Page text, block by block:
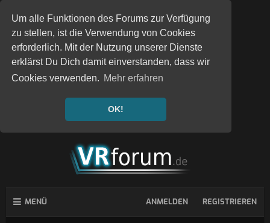
Um alle Funktionen des Forums zur Verfügung
zu stellen, ist die Verwendung von Cookies
erforderlich. Mit der Nutzung unserer Dienste
erklärst Du Dich damit einverstanden, dass wir
Cookies verwenden. Mehr erfahren
OK!
MENÜ ANMELDEN REGISTRIEREN